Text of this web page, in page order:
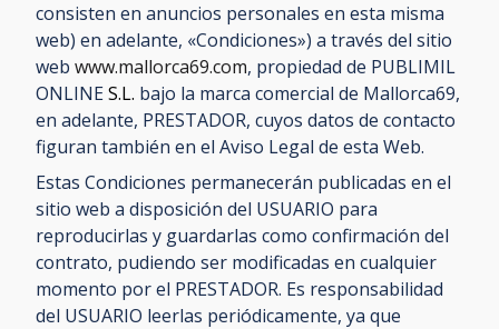
consisten en anuncios personales en esta misma
web) en adelante, «Condiciones») a través del sitio
web www.mallorca69.com, propiedad de PUBLIMIL
ONLINES.L. bajo la marca comercial de Mallorca69,
en adelante, PRESTADOR, cuyos datos de contacto
figuran también en el Aviso Legal de esta Web.
Estas Condiciones permanecerán publicadas en el
sitio web a disposición del USUARIO para
reproducirlas y guardarlas como confirmación del
contrato, pudiendo ser modificadas en cualquier
momento por el PRESTADOR. Es responsabilidad
del USUARIO leerlas periódicamente, ya que